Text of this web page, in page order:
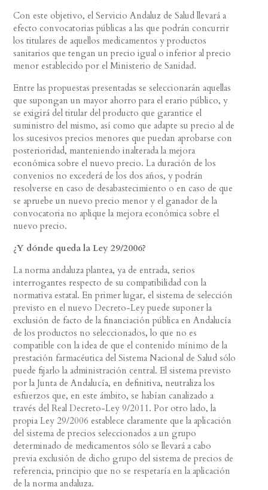
Con este objetivo, el Servicio Andaluz de Salud llevará a
efecto convocatorias públicas a las que podrán concurrir
los titulares de aquellos medicamentos y productos
sanitarios que tengan un precio igual o inferior al precio
menor establecido por el Ministerio de Sanidad.
Entre las propuestas presentadas se seleccionarán aquellas
que supongan un mayor ahorro para el erario público, y
se exigirá del titular del producto que garantice el
suministro del mismo, así como que adapte su precio al de
los sucesivos precios menores que puedan aprobarse con
posterioridad, manteniendo inalterada la mejora
económica sobre el nuevo precio. La duración de los
convenios no excederá de los dos años, y podrán
resolverse en caso de desabastecimiento o en caso de que
se apruebe un nuevo precio menor y el ganador de la
convocatoria no aplique la mejora económica sobre el
nuevo precio.
¿Y dónde queda la Ley 29/2006?
La norma andaluza plantea, ya de entrada, serios
interrogantes respecto de su compatibilidad con la
normativa estatal. En primer lugar, el sistema de selección
previsto en el nuevo Decreto-Ley puede suponer la
exclusión de facto de la financiación pública en Andalucía
de los productos no seleccionados, lo que no es
compatible con la idea de que el contenido mínimo de la
prestación farmacéutica del Sistema Nacional de Salud sólo
puede fijarlo la administración central. El sistema previsto
por la Junta de Andalucía, en definitiva, neutraliza los
esfuerzos que, en este ámbito, se habían canalizado a
través del Real Decreto-Ley 9/2011. Por otro lado, la
propia Ley 29/2006 establece claramente que la aplicación
del sistema de precios seleccionados a un grupo
determinado de medicamentos sólo se llevará a cabo
previa exclusión de dicho grupo del sistema de precios de
referencia, principio que no se respetaría en la aplicación
de la norma andaluza.